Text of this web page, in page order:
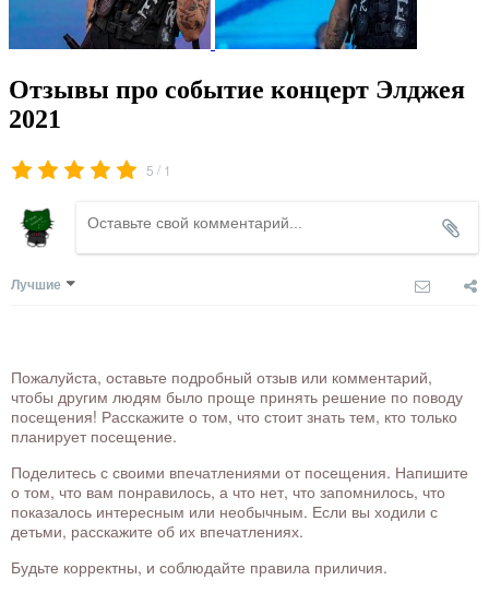
Отзывы про событие концерт Элджея
2021
5 / 1
Лучшие
Пожалуйста, оставьте подробный отзыв или комментарий,
чтобы другим людям было проще принять решение по поводу
посещения! Расскажите о том, что стоит знать тем, кто только
планирует посещение.
Поделитесь с своими впечатлениями от посещения. Напишите
о том, что вам понравилось, а что нет, что запомнилось, что
показалось интересным или необычным. Если вы ходили с
детьми, расскажите об их впечатлениях.
Будьте корректны, и соблюдайте правила приличия.